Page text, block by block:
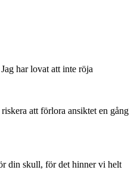
har lovat att inte röja
att förlora ansiktet en gång
din skull, för det hinner vi helt